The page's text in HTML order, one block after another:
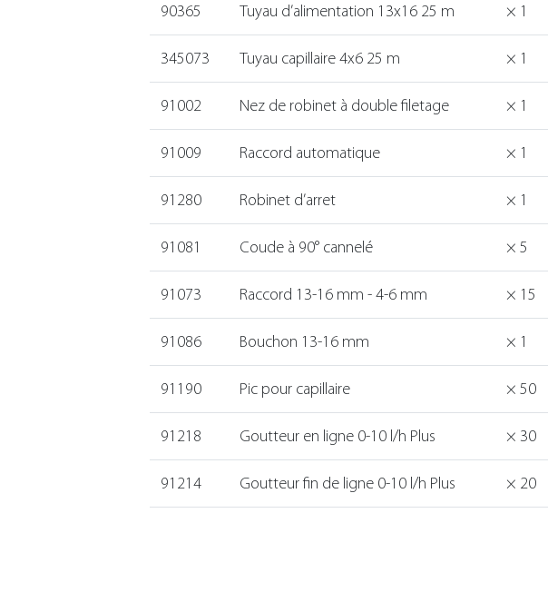
90365 Tuyau d’alimentation 13x16 25 m × 1
345073 Tuyau capillaire 4x6 25 m × 1
91002 Nez de robinet à double filetage × 1
91009 Raccord automatique × 1
91280 Robinet d’arret × 1
91081 Coude à 90° cannelé × 5
91073 Raccord 13-16 mm - 4-6 mm × 15
91086 Bouchon 13-16 mm × 1
91190 Pic pour capillaire × 50
91218 Goutteur en ligne 0-10 l/h Plus × 30
91214 Goutteur fin de ligne 0-10 l/h Plus × 20